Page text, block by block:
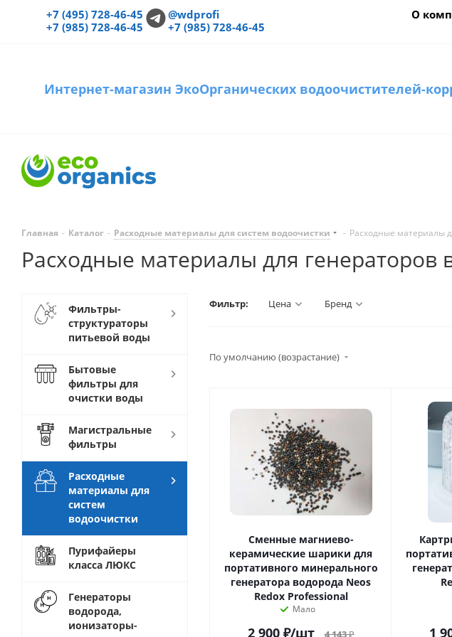
+7 (495) 728-46-45
+7 (985) 728-46-45
@wdprofi
+7 (985) 728-46-45
О
Интернет-магазин ЭкоОрганических водоочистителей-
Главная - Каталог - Расходные материалы для систем водоочистки - Расходные материалы
Расходные материалы для генераторов
Фильтр: Цена Бренд
По умолчанию (возрастание)
Сменные магниево-
керамические шарики для
портативного минерального
генератора водорода Neos
Redox Professional
Мало
2 900₽/шт 4 143₽ 1
Фильтры-
структураторы
питьевой воды
Бытовые
фильтры для
очистки воды
Магистральные
фильтры
Расходные
материалы для
систем
водоочистки
Пурифайеры
класса ЛЮКС
Генераторы
водорода,
ионизаторы-